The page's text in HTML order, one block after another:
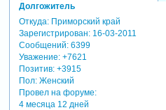
Долгожитель
Откуда:Приморский край
Зарегистрирован: 16-03-2011
Сообщений:6399
Уважение: +7621
Позитив: +3915
Пол:Женский
Провел на форуме:
4 месяца 12 дней